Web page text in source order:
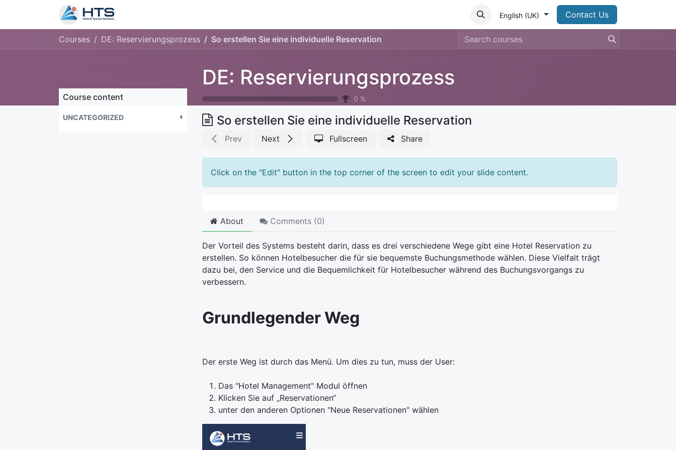
English (UK) Contact Us
Courses DE: Reservierungsprozess So erstellen Sie eine individuelle Reservation
DE: Reservierungsprozess
0 %
Course content
UNCATEGORIZED So erstellen Sie eine individuelle Reservation
Prev Next Fullscreen Share
Click on the "Edit" button in the top corner of the screen to edit your slide content.
About Comments (0)
Der Vorteil des Systems besteht darin, dass es drei verschiedene Wege gibt eine Hotel Reservation zu
erstellen. So können Hotelbesucher die für sie bequemste Buchungsmethode wählen. Diese Vielfalt trägt
dazu bei, den Service und die Bequemlichkeit für Hotelbesucher während des Buchungsvorgangs zu
verbessern.
Grundlegender Weg
Der erste Weg ist durch das Menü. Um dies zu tun, muss der User:
Das "Hotel Management" Modul öffnen
Klicken Sie auf „Reservationen“
unter den anderen Optionen "Neue Reservationen" wählen